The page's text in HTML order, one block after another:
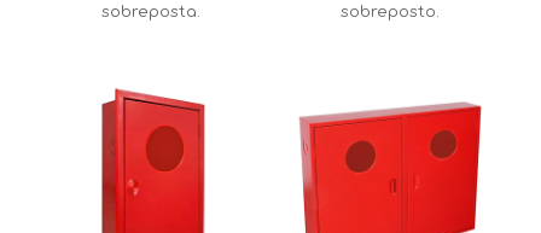
sobreposta.
sobreposto.